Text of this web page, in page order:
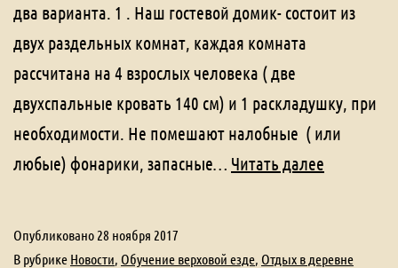
два варианта. 1 . Наш гостевой домик- состоит из
двух раздельных комнат, каждая комната
рассчитана на 4 взрослых человека ( две
двухспальные кровать 140 см) и 1 раскладушку, при
необходимости. Не помешают налобные ( или
любые) фонарики, запасные… Читать далее
год
Опубликовано 28 ноября 2017
В рубрике Новости Обучение верховой езде Отдых в деревне